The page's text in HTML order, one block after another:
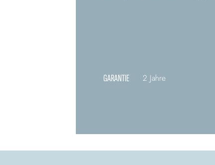
GARANTIE 2 Jahre